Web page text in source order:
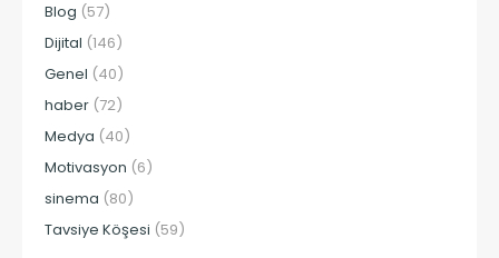
Blog (57)
Dijital (146)
Genel (40)
haber (72)
Medya (40)
Motivasyon (6)
sinema (80)
Tavsiye Köşesi (59)